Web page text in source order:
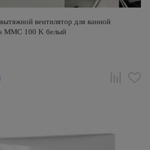
вентилятор для ванной
ММC 100 K белый